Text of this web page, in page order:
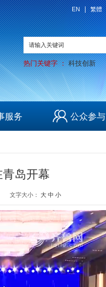
EN 繁體
热门关键字 ： 科技创新
服务 公众参与
岛开幕
文字大小： 大 中 小